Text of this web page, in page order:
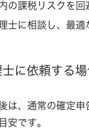
内の課税リスクを
理士に相談し、最
に依頼する
は、通常の確定
安です。